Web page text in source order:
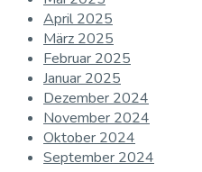
April 2025
März 2025
Februar 2025
Januar 2025
Dezember 2024
November 2024
Oktober 2024
September 2024